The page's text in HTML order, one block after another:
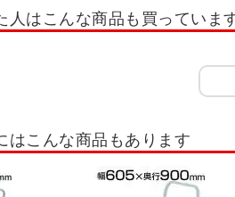
折りたたみコンテナ・オリコン
ンレスキャビネット ステンレス台車
置・倉庫
人はこんな商品も買っていま
はこんな商品もあります